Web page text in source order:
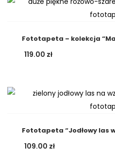
Fototapeta – kolekcja
119.00 zł
Fototapeta “Jodłowy las
109.00 zł